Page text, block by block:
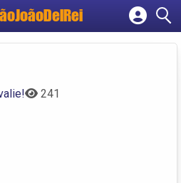
Cadastrar empresa
241